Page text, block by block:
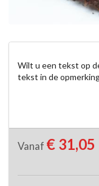
Wilt u een tekst op
tekst in de
Vanaf € 31,05